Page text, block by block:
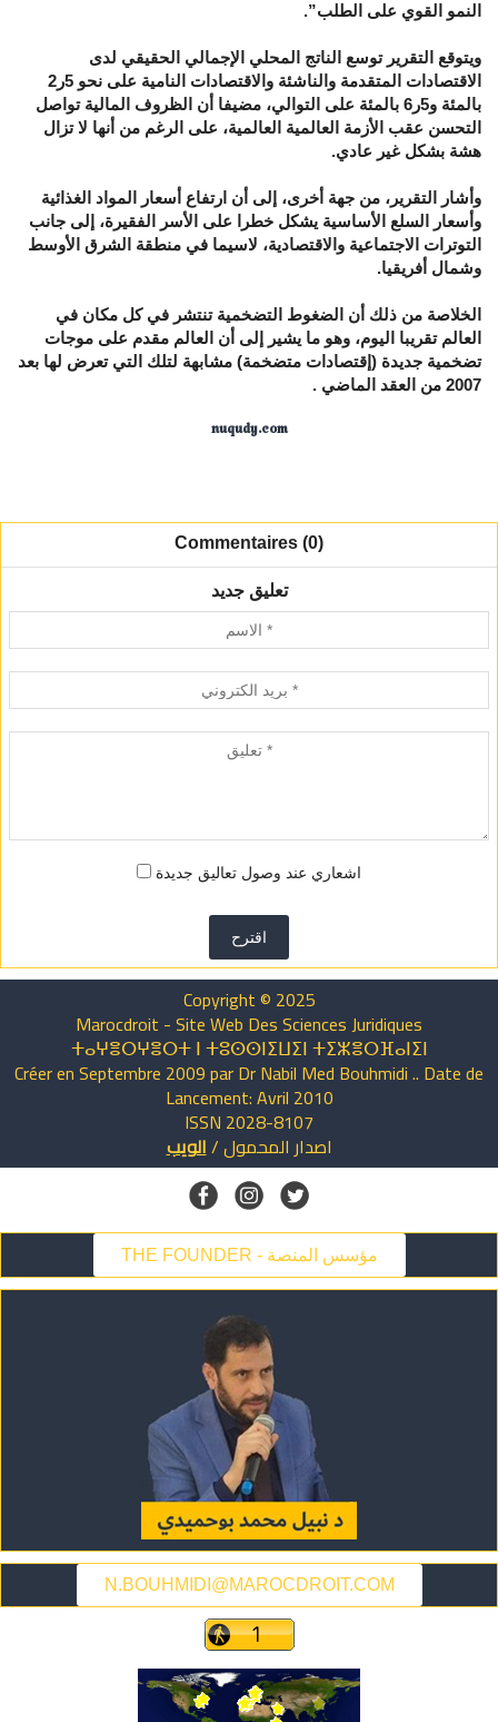
النمو القوي على الطلب”.
ويتوقع التقرير توسع الناتج المحلي الإجمالي الحقيقي لدى
الاقتصادات المتقدمة والناشئة والاقتصادات النامية على نحو 5ر2
بالمئة و5ر6 بالمئة على التوالي، مضيفا أن الظروف المالية تواصل
التحسن عقب الأزمة العالمية العالمية، على الرغم من أنها لا تزال
هشة بشكل غير عادي.
وأشار التقرير، من جهة أخرى، إلى أن ارتفاع أسعار المواد الغذائية
وأسعار السلع الأساسية يشكل خطرا على الأسر الفقيرة، إلى جانب
التوترات الاجتماعية والاقتصادية، لاسيما في منطقة الشرق الأوسط
وشمال أفريقيا.
الخلاصة من ذلك أن الضغوط التضخمية تنتشر في كل مكان في
العالم تقريبا اليوم، وهو ما يشير إلى أن العالم مقدم على موجات
تضخمية جديدة (إقتصادات متضخمة) مشابهة لتلك التي تعرض لها بعد
2007 من العقد الماضي .
nuqudy.com
Commentaires (0)
تعليق جديد
اشعاري عند وصول تعاليق جديدة
اقترح
Copyright © 2025
Marocdroit - Site Web Des Sciences Juridiques
ⵜⴰⵖⴻⵔⵖⴻⵔⵜ ⵏ ⵜⵓⵙⵙⵏⵉⵡⵉⵏ ⵜⵉⵣⴻⵔⴼⴰⵏⵉⵏ
Créer en Septembre 2009 par Dr Nabil Med Bouhmidi .. Date de
Lancement: Avril 2010
ISSN 2028-8107
اصدار المحمول/الويب
THE FOUNDER - مؤسس المنصة
N.BOUHMIDI@MAROCDROIT.COM